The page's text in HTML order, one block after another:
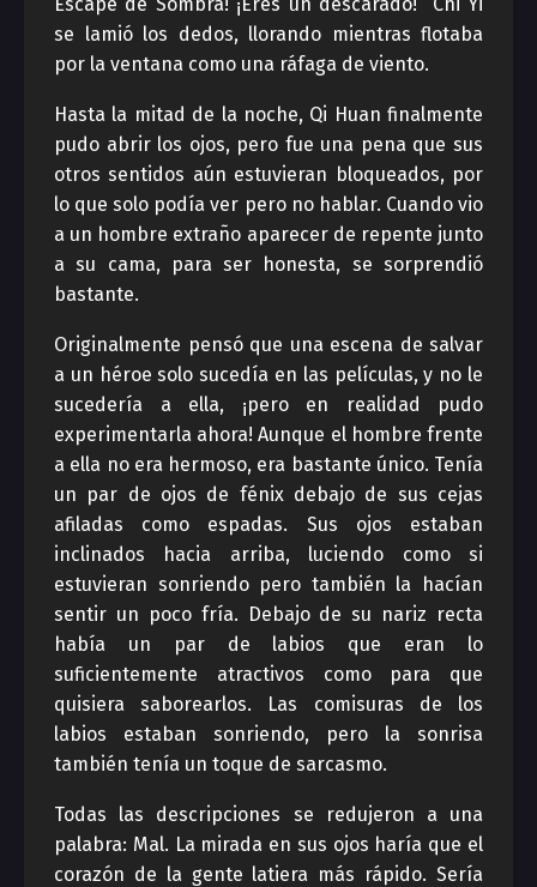
se lamió los dedos, llorando mientras flotaba
por la ventana como una ráfaga de viento.
Hasta la mitad de la noche, Qi Huan finalmente
pudo abrir los ojos, pero fue una pena que sus
otros sentidos aún estuvieran bloqueados, por
lo que solo podía ver pero no hablar. Cuando vio
a un hombre extraño aparecer de repente junto
a su cama, para ser honesta, se sorprendió
bastante.
Originalmente pensó que una escena de salvar
a un héroe solo sucedía en las películas, y no le
sucedería a ella, ¡pero en realidad pudo
experimentarla ahora! Aunque el hombre frente
a ella no era hermoso, era bastante único. Tenía
un par de ojos de fénix debajo de sus cejas
afiladas como espadas. Sus ojos estaban
inclinados hacia arriba, luciendo como si
estuvieran sonriendo pero también la hacían
sentir un poco fría. Debajo de su nariz recta
había un par de labios que eran lo
suficientemente atractivos como para que
quisiera saborearlos. Las comisuras de los
labios estaban sonriendo, pero la sonrisa
también tenía un toque de sarcasmo.
Todas las descripciones se redujeron a una
palabra: Mal. La mirada en sus ojos haría que el
corazón de la gente latiera más rápido. Sería